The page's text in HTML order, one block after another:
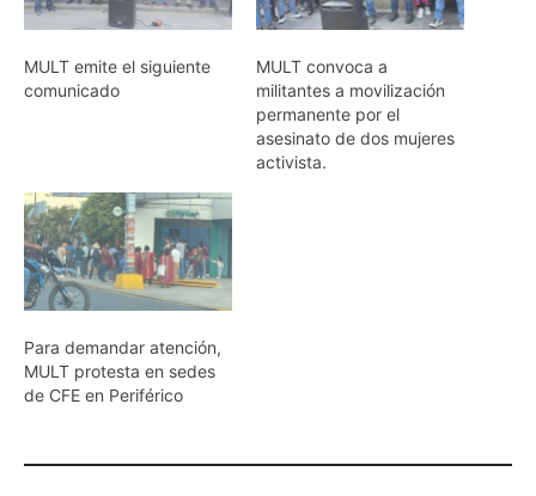
MULT emite el siguiente
comunicado
MULT convoca a
militantes a movilización
permanente por el
asesinato de dos mujeres
activista.
Para demandar atención,
MULT protesta en sedes
de CFE en Periférico